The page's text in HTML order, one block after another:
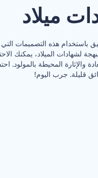
ميلاد
باستخدام هذه التصميمات
لشهادات الميلاد، يمكنك
والإثارة المحيطة بالمولود.
قليلة. جرب اليوم!